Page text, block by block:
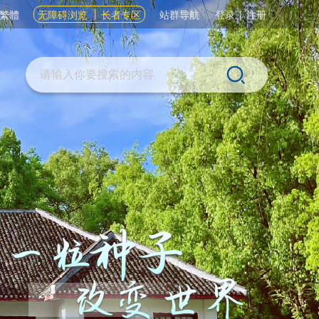
繁體 无障碍浏览 长者专区 站群导航 登录|注册